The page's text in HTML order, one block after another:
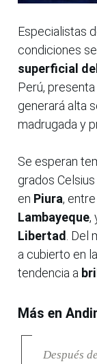
Especialistas
condiciones
superficial
Perú,
generará alta
madrugada y
Se esperan
grados Celsius
en Piura,
Lambayeque,
Libertad .
a cubierto en
tendencia a
Más en
Después